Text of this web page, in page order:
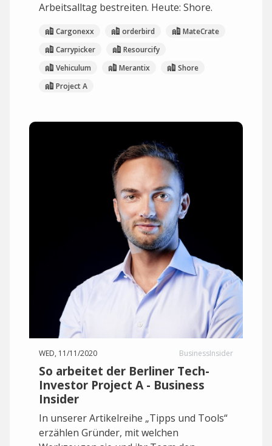
Arbeitsalltag bestreiten. Heute: Shore.
Cargonexx orderbird
MateCrate
Carrypicker
Resourcify
Vehiculum
Merantix
Shore
Project A
WED, 11/11/2020 BusinessInsider
So arbeitet der Berliner Tech-
Investor Project A - Business
Insider
In unserer Artikelreihe „Tipps und Tools“
erzählen Gründer, mit welchen